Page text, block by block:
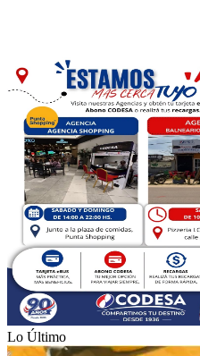
Lo Último